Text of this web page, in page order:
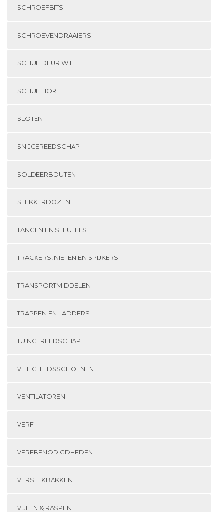
SCHROEFBITS
SCHROEVENDRAAIERS
SCHUIFDEUR WIEL
SCHUIFHOR
SLOTEN
SNIJGEREEDSCHAP
SOLDEERBOUTEN
STEKKERDOZEN
TANGEN EN SLEUTELS
TRACKERS, NIETEN EN SPIJKERS
TRANSPORTMIDDELEN
TRAPPEN EN LADDERS
TUINGEREEDSCHAP
VEILIGHEIDSSCHOENEN
VENTILATOREN
VERF
VERFBENODIGDHEDEN
VERSTEKBAKKEN
VIJLEN & RASPEN